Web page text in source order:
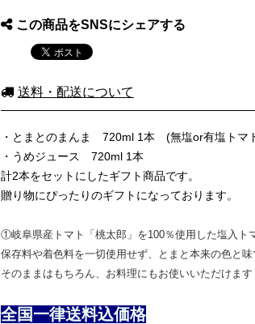
この商品をSNSにシェアする
送料・配送について
・とまとのまんま 720ml 1本 (無塩or有塩トマ
・うめジュース 720ml 1本
計2本をセットにしたギフト商品です。
贈り物にぴったりのギフトになっております。
①岐阜県産トマト「桃太郎」を100％使用した塩入ト
保存料や着色料を一切使用せず、とまと本来の色と
そのままはもちろん、お料理にもお使いいただけます
全国一律送料込価格